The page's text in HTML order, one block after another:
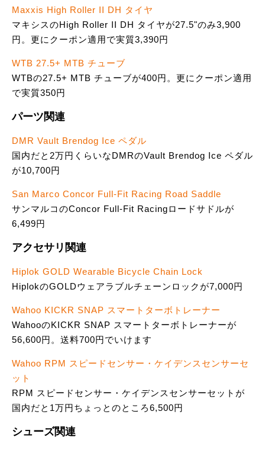
Maxxis High Roller II DH タイヤ
マキシスのHigh Roller II DH タイヤが27.5"のみ3,900
円。更にクーポン適用で実質3,390円
WTB 27.5+ MTB チューブ
WTBの27.5+ MTB チューブが400円。更にクーポン適用
で実質350円
パーツ関連
DMR Vault Brendog Ice ペダル
国内だと2万円くらいなDMRのVault Brendog Ice ペダル
が10,700円
San Marco Concor Full-Fit Racing Road Saddle
サンマルコのConcor Full-Fit Racingロードサドルが
6,499円
アクセサリ関連
Hiplok GOLD Wearable Bicycle Chain Lock
HiplokのGOLDウェアラブルチェーンロックが7,000円
Wahoo KICKR SNAP スマートターボトレーナー
WahooのKICKR SNAP スマートターボトレーナーが
56,600円。送料700円でいけます
Wahoo RPM スピードセンサー・ケイデンスセンサーセ
ット
RPM スピードセンサー・ケイデンスセンサーセットが
国内だと1万円ちょっとのところ6,500円
シューズ関連